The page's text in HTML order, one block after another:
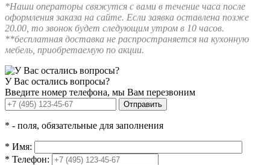
*Наши операторы свяжутся с вами в течение часа после
оформления заказа на сайте. Если заявка оставлена позже
20.00, то звонок будет следующим утром в 10 часов.
**бесплатная доставка не распространяется на кухонную
мебель, приобретаемую по акции.
У Вас остались вопросы?
Введите номер телефона, мы Вам перезвоним
Отправить
* - поля, обязательные для заполнения
* Имя:
* Телефон: